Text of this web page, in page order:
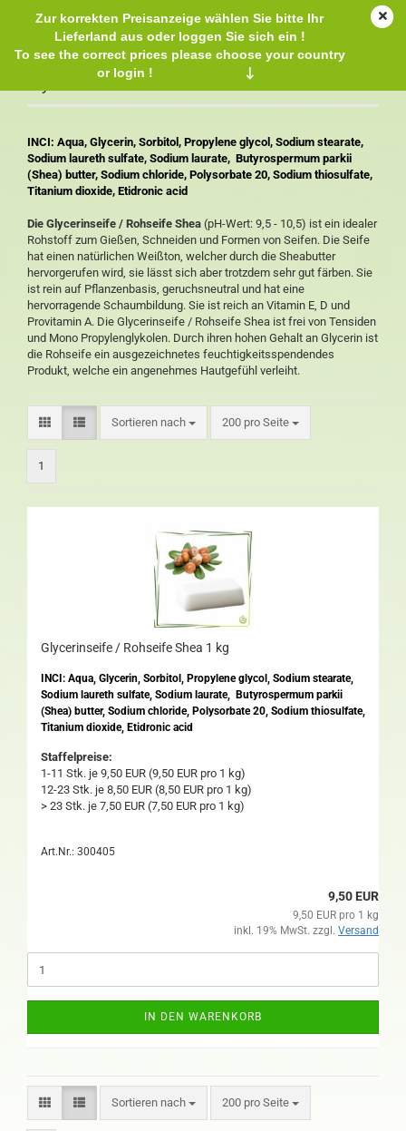
Zur korrekten Preisanzeige wählen Sie bitte Ihr
Lieferland aus oder loggen Sie sich ein !
To see the correct prices please choose your country
or login !
↓
Glycerinseife / Rohseife Shea
INCI: Aqua, Glycerin, Sorbitol, Propylene glycol, Sodium stearate,
Sodium laureth sulfate, Sodium laurate, Butyrospermum parkii
(Shea) butter, Sodium chloride, Polysorbate 20, Sodium thiosulfate,
Titanium dioxide, Etidronic acid
Die Glycerinseife / Rohseife Shea (pH-Wert: 9,5 - 10,5) ist ein idealer
Rohstoff zum Gießen, Schneiden und Formen von Seifen. Die Seife
hat einen natürlichen Weißton, welcher durch die Sheabutter
hervorgerufen wird, sie lässt sich aber trotzdem sehr gut färben. Sie
ist rein auf Pflanzenbasis, geruchsneutral und hat eine
hervorragende Schaumbildung. Sie ist reich an Vitamin E, D und
Provitamin A. Die Glycerinseife / Rohseife Shea ist frei von Tensiden
und Mono Propylenglykolen. Durch ihren hohen Gehalt an Glycerin ist
die Rohseife ein ausgezeichnetes feuchtigkeitsspendendes
Produkt, welche ein angenehmes Hautgefühl verleiht.
Sortieren nach 200 pro Seite
1
Glycerinseife / Rohseife Shea 1 kg
INCI: Aqua, Glycerin, Sorbitol, Propylene glycol, Sodium stearate,
Sodium laureth sulfate, Sodium laurate, Butyrospermum parkii
(Shea) butter, Sodium chloride, Polysorbate 20, Sodium thiosulfate,
Titanium dioxide, Etidronic acid
Staffelpreise:
1-11 Stk. je 9,50 EUR (9,50 EUR pro 1 kg)
12-23 Stk. je 8,50 EUR (8,50 EUR pro 1 kg)
> 23 Stk. je 7,50 EUR (7,50 EUR pro 1 kg)
Art.Nr.: 300405
9,50 EUR
9,50 EUR pro 1 kg
inkl. 19% MwSt. zzgl. Versand
IN DEN WARENKORB
Sortieren nach 200 pro Seite